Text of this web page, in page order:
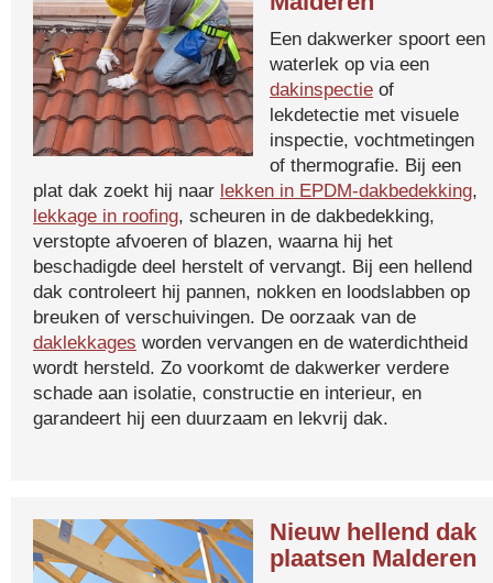
Een dakwerker spoort een
waterlek op via een
dakinspectie of
lekdetectie met visuele
inspectie, vochtmetingen
of thermografie. Bij een
plat dak zoekt hij naar lekken in EPDM-dakbedekking,
lekkage in roofing, scheuren in de dakbedekking,
verstopte afvoeren of blazen, waarna hij het
beschadigde deel herstelt of vervangt. Bij een hellend
dak controleert hij pannen, nokken en loodslabben op
breuken of verschuivingen. De oorzaak van de
daklekkages worden vervangen en de waterdichtheid
wordt hersteld. Zo voorkomt de dakwerker verdere
schade aan isolatie, constructie en interieur, en
garandeert hij een duurzaam en lekvrij dak.
Nieuw hellend dak
plaatsen Malderen